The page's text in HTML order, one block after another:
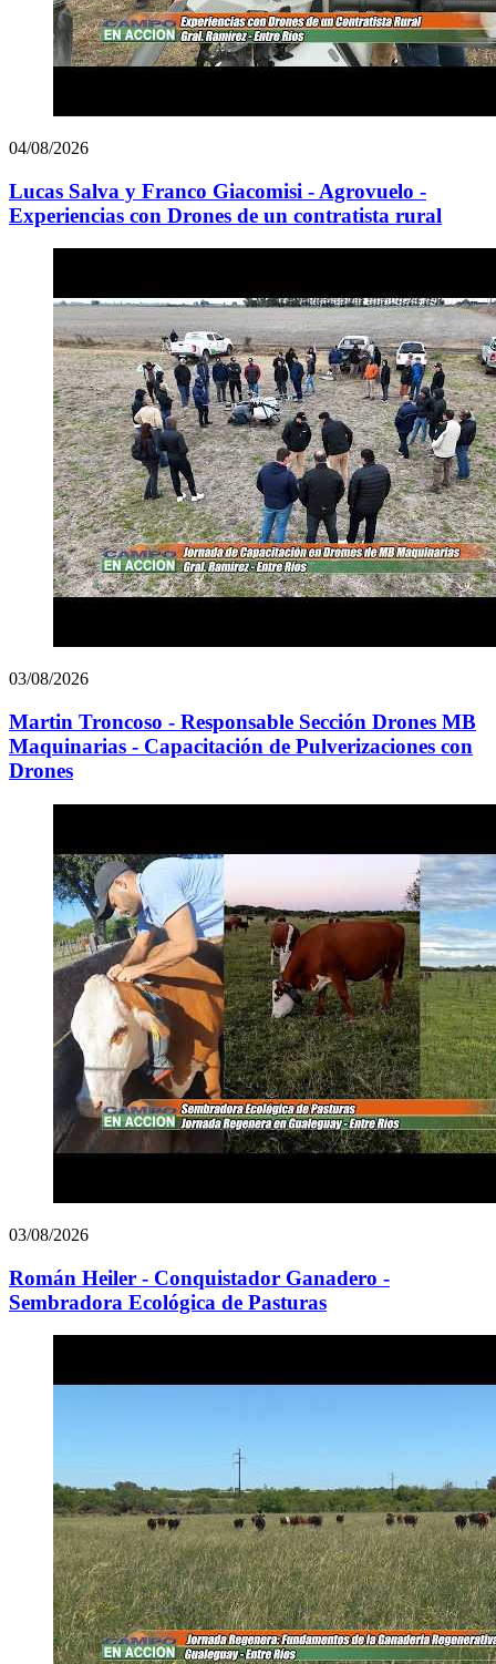
04/08/2026
Lucas Salva y Franco Giacomisi - Agrovuelo -
Experiencias con Drones de un contratista rural
03/08/2026
Martin Troncoso - Responsable Sección Drones MB
Maquinarias - Capacitación de Pulverizaciones con
Drones
03/08/2026
Román Heiler - Conquistador Ganadero -
Sembradora Ecológica de Pasturas